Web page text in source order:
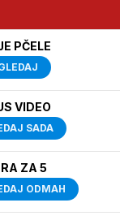
PČELE
VIDEO
SADA
ZA 5
ODMAH